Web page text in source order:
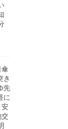
き
先
に
安
交